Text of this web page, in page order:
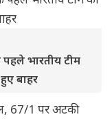
भारतीय टीम
बाहर